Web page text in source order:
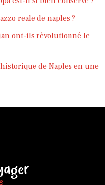
reale de naples ?
ont-ils révolutionné le
de Naples en une